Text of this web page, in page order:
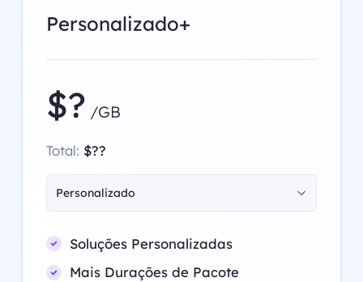
Personalizado+
$? /GB
Total: $??
Personalizado
Soluções Personalizadas
Mais Durações de Pacote